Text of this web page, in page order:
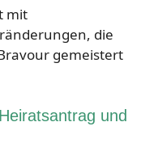
mit
die
gemeistert
und